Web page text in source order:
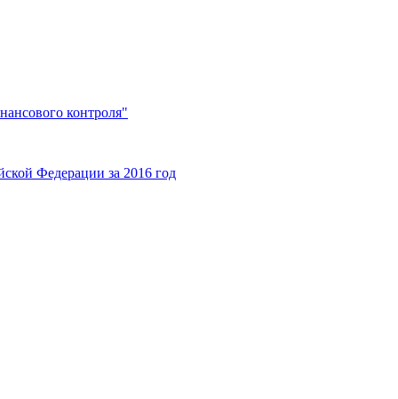
контроля"
Федерации за 2016 год